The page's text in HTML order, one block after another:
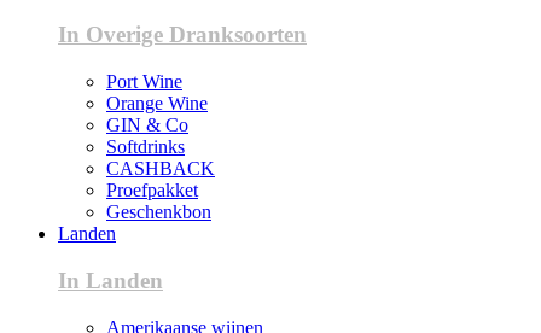
In Overige Dranksoorten
Port Wine
Orange Wine
GIN & Co
Softdrinks
CASHBACK
Proefpakket
Geschenkbon
Landen
In Landen
Amerikaanse wijnen